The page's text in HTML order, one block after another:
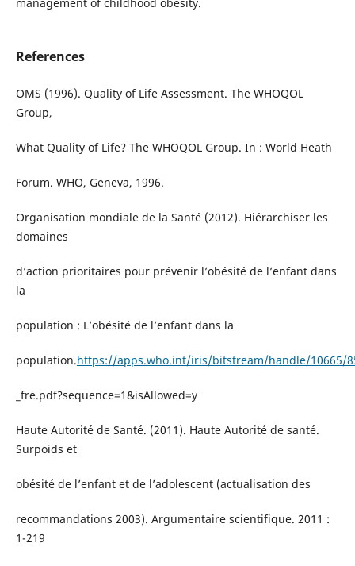
References
OMS (1996). Quality of Life Assessment. The WHOQOL
Group,
What Quality of Life? The WHOQOL Group. In : World Heath
Forum. WHO, Geneva, 1996.
Organisation mondiale de la Santé (2012). Hiérarchiser les
domaines
d’action prioritaires pour prévenir l’obésité de l’enfant dans
la
population : L’obésité de l’enfant dans la
population.https://apps.who.int/iris/bitstream/handle/10665/
_fre.pdf?sequence=1&isAllowed=y
Haute Autorité de Santé. (2011). Haute Autorité de santé.
Surpoids et
obésité de l’enfant et de l’adolescent (actualisation des
recommandations 2003). Argumentaire scientifique. 2011 :
1-219